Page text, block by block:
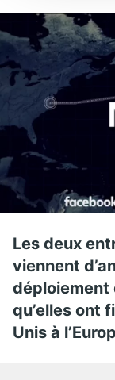
Les deux
viennent
déploiement
qu’elles ont
Unis à